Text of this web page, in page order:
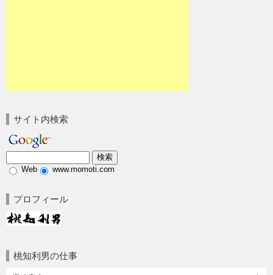
サイト内検索
Web www.momoti.com
プロフィール
桃知利男の仕事